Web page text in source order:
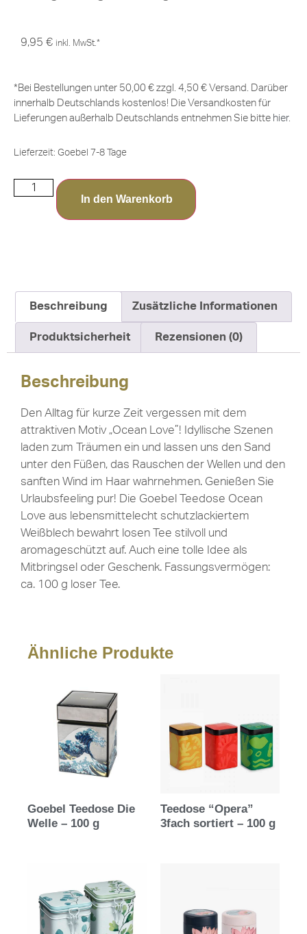
9,95 € inkl. MwSt.*
*Bei Bestellungen unter 50,00 € zzgl. 4,50 € Versand. Darüber
innerhalb Deutschlands kostenlos! Die Versandkosten für
Lieferungen außerhalb Deutschlands entnehmen Sie bitte hier.
Lieferzeit: Goebel 7-8 Tage
In den Warenkorb
Beschreibung Zusätzliche Informationen
Produktsicherheit Rezensionen (0)
Beschreibung
Den Alltag für kurze Zeit vergessen mit dem
attraktiven Motiv „Ocean Love”! Idyllische Szenen
laden zum Träumen ein und lassen uns den Sand
unter den Füßen, das Rauschen der Wellen und den
sanften Wind im Haar wahrnehmen. Genießen Sie
Urlaubsfeeling pur! Die Goebel Teedose Ocean
Love aus lebensmittelecht schutzlackiertem
Weißblech bewahrt losen Tee stilvoll und
aromageschützt auf. Auch eine tolle Idee als
Mitbringsel oder Geschenk. Fassungsvermögen:
ca. 100 g loser Tee.
Ähnliche Produkte
Goebel Teedose Die
Welle – 100 g
Teedose “Opera”
3fach sortiert – 100 g